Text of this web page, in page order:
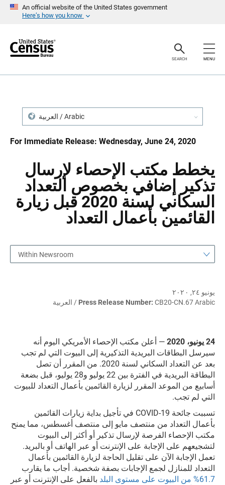
An official website of the United States government
Here’s how you know
r
SEARCH MENU
العربية / Arabic
For Immediate Release: Wednesday, June 24, 2020
يخطط مكتب الإحصاء لإرسال
تذكير إضافي بخصوص التعداد
السكاني لسنة 2020 قبل زيارة
القائمين بأعمال التعداد
a
Within Newsroom
يونيو ٢٤, ٢٠٢٠
Press Release Number: CB20-CN.67 Arabic / العربية
24 يونيو، 2020
— أعلن مكتب الإحصاء الأمريكي اليوم أنه
سيرسل البطاقات البريدية التذكيرية إلى البيوت التي لم تجب
بعد عن التعداد السكاني لسنة 2020. من المقرر أن تصل
البطاقة البريدية في الفترة بين 22 يوليو و28 يوليو، قبل بضعة
أسابيع من الموعد المقرر لزيارة القائمين بأعمال التعداد للبيوت
التي لم تجب.
تسببت جائحة COVID-19 في تأجيل بداية زيارات القائمين
بأعمال التعداد من منتصف مايو إلى منتصف أغسطس، مما يمنح
مكتب الإحصاء الفرصة لإرسال تذكير أو أكثر إلى البيوت
لتشجيعهم على الإجابة على الإنترنت أو عبر الهاتف أو بالبريد.
تعمل الإجابة الآن على تقليل الحاجة لزيارة القائمين بأعمال
التعداد للمنازل لجمع الإجابات بصفة شخصية. أجاب ما يقارب
61.7% من البيوت على مستوى البلد
بالفعل على الإنترنت أو عبر